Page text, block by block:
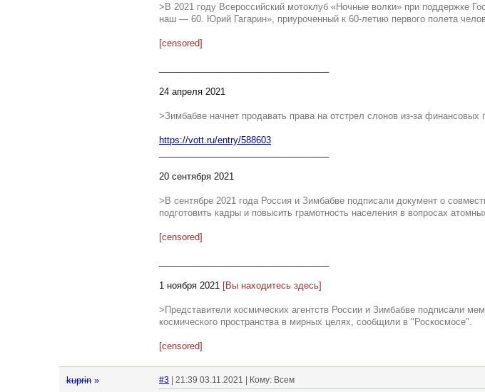
>В 2021 году Всероссийский мотоклуб «Ночные волки» при поддержке
наш — 60. Юрий Гагарин», приуроченный к 60-летию первого полета
[censored]
24 апреля 2021
>Зимбабве начнет продавать права на отстрел слонов из-за
https://vott.ru/entry/588603
20 сентября 2021
>В сентябре 2021 года Россия и Зимбабве подписали документ о
подготовить кадры и повысить грамотность населения в вопросах
[censored]
1 ноября 2021 [Вы находитесь здесь]
>Представители космических агентств России и Зимбабве подписали
космического пространства в мирных целях, сообщили в "Роскосмосе".
[censored]
kuprin » #3 | 21:39 03.11.2021 | Кому: Всем